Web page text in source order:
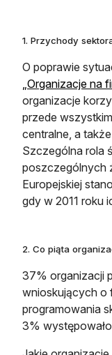
1. Przychody
O poprawie
„Organizacje na
organizacje
przede
centralne, a
Szczególna rola
poszczególnych
Europejskiej
gdy w 2011 roku
2. Co piąta
37% organizacji
wnioskujących o
programowania
3%